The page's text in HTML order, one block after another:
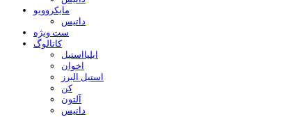
مایکروویو
داتیس
ست ویژه
کاتالوگ
ایلیااستیل
اخوان
استیل البرز
کن
آلتون
داتیس